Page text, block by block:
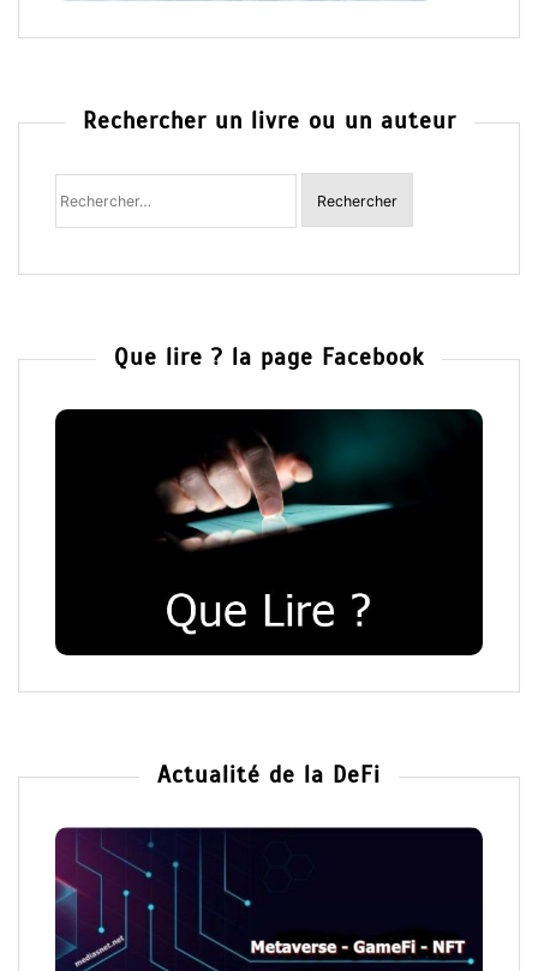
Rechercher un livre ou un auteur
Que lire ? la page Facebook
Actualité de la DeFi